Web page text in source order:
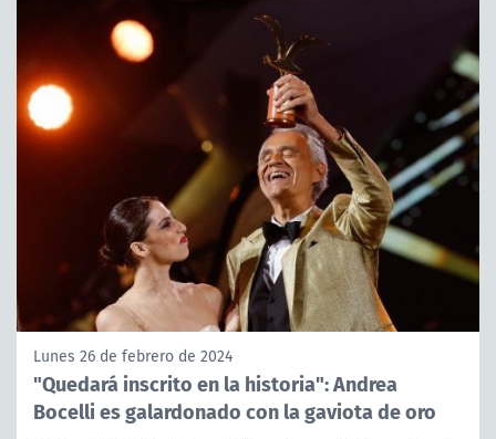
Lunes 26 de febrero de 2024
"Quedará inscrito en la historia": Andrea
Bocelli es galardonado con la gaviota de oro